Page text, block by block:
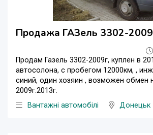
Продажа ГАЗель 3302-
Продам Газель 3302-2009г, куплен в
автосолона, с пробегом 12000км, ,
синий, один хозяин , возможен обмен
2009г.2013г.
Вантажні автомобілі
Донецьк